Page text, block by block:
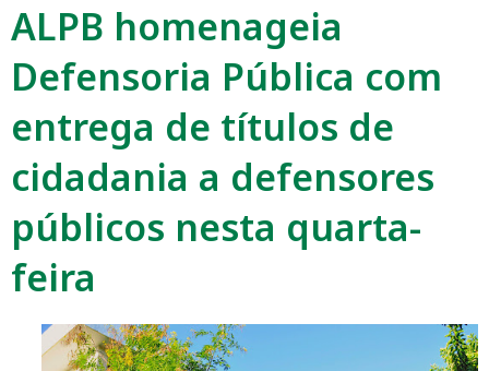
ALPB homenageia
Defensoria Pública com
entrega de títulos de
cidadania a defensores
públicos nesta quarta-
feira